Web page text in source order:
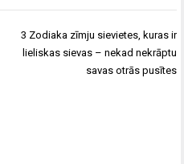
3 Zodiaka zīmju sievietes, kuras ir
lieliskas sievas – nekad nekrāptu
savas otrās pusītes